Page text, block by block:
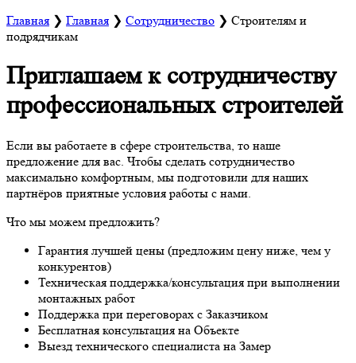
Главная ❯ Главная ❯ Сотрудничество ❯ Строителям и
подрядчикам
Приглашаем к сотрудничеству
профессиональных строителей
Если вы работаете в сфере строительства, то наше
предложение для вас. Чтобы сделать сотрудничество
максимально комфортным, мы подготовили для наших
партнёров приятные условия работы с нами.
Что мы можем предложить?
Гарантия лучшей цены (предложим цену ниже, чем у
конкурентов)
Техническая поддержка/консультация при выполнении
монтажных работ
Поддержка при переговорах с Заказчиком
Бесплатная консультация на Объекте
Выезд технического специалиста на Замер